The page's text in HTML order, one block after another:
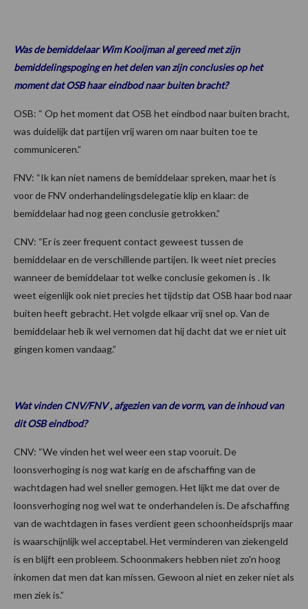
Was de bemiddelaar Wim Kooijman al gereed met zijn
bemiddelingspoging en het delen van zijn conclusies op het
moment dat OSB haar eindbod naar buiten bracht?
OSB: “ Op het moment dat OSB het eindbod naar buiten bracht,
was duidelijk dat partijen vrij waren om naar buiten toe te
communiceren.”
FNV: “Ik kan niet namens de bemiddelaar spreken, maar het is
voor de FNV onderhandelingsdelegatie klip en klaar: de
bemiddelaar had nog geen conclusie getrokken.”
CNV: “Er is zeer frequent contact geweest tussen de
bemiddelaar en de verschillende partijen. Ik weet niet precies
wanneer de bemiddelaar tot welke conclusie gekomen is . Ik
weet eigenlijk ook niet precies het tijdstip dat OSB haar bod naar
buiten heeft gebracht. Het volgde elkaar vrij snel op. Van de
bemiddelaar heb ik wel vernomen dat hij dacht dat we er niet uit
gingen komen vandaag.”
Wat vinden CNV/FNV , afgezien van de vorm, van de inhoud van
dit OSB eindbod?
CNV: “We vinden het wel weer een stap vooruit. De
loonsverhoging is nog wat karig en de afschaffing van de
wachtdagen had wel sneller gemogen. Het lijkt me dat over de
loonsverhoging nog wel wat te onderhandelen is. De afschaffing
van de wachtdagen in fases verdient geen schoonheidsprijs maar
is waarschijnlijk wel acceptabel. Het verminderen van ziekengeld
is en blijft een probleem. Schoonmakers hebben niet zo'n hoog
inkomen dat men dat kan missen. Gewoon al niet en zeker niet als
men ziek is.”